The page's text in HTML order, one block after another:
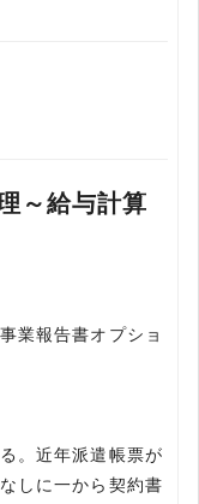
～給与計算
業報告書オプショ
。近年派遣帳票が
しに一から契約書